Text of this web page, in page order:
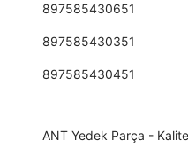
897585430651
897585430351
897585430451
ANT Yedek Parça -